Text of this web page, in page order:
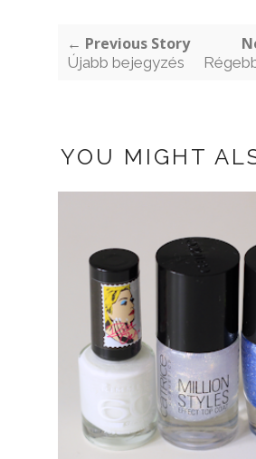
← Previous Story
Újabb bejegyzés
YOU MIGHT